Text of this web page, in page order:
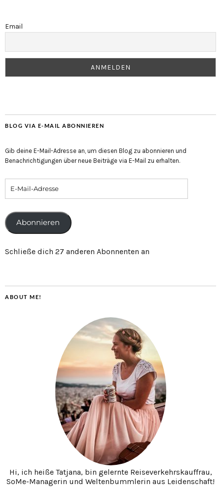
Email
BLOG VIA E-MAIL ABONNIEREN
Gib deine E-Mail-Adresse an, um diesen Blog zu abonnieren und
Benachrichtigungen über neue Beiträge via E-Mail zu erhalten.
Abonnieren
Schließe dich 27 anderen Abonnenten an
ABOUT ME!
Hi, ich heiße Tatjana, bin gelernte Reiseverkehrskauffrau,
SoMe-Managerin und Weltenbummlerin aus Leidenschaft!